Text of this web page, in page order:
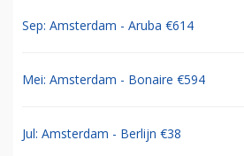
Sep: Amsterdam - Aruba €614
Mei: Amsterdam - Bonaire €594
Jul: Amsterdam - Berlijn €38